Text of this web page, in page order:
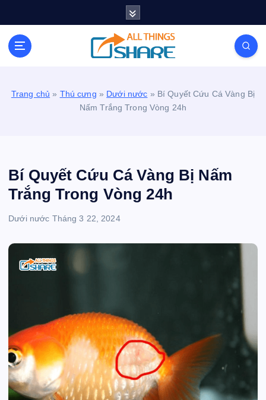
Personal Blog | Knowledge | Technology | Tips |
Pets | Life
Trang chủ » Thú cưng » Dưới nước » Bí Quyết Cứu Cá Vàng Bị
Nấm Trắng Trong Vòng 24h
Bí Quyết Cứu Cá Vàng Bị Nấm
Trắng Trong Vòng 24h
Dưới nước Tháng 3 22, 2024